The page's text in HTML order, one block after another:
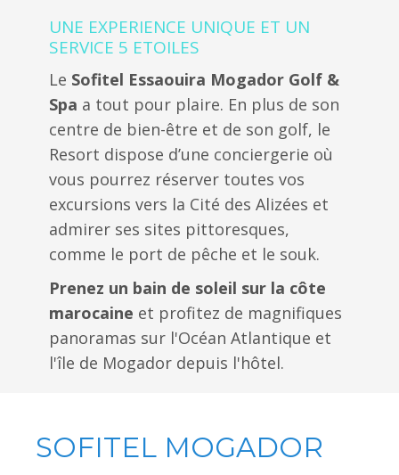
UNE EXPERIENCE UNIQUE ET UN
SERVICE 5 ETOILES
Le Sofitel Essaouira Mogador Golf &
Spa a tout pour plaire. En plus de son
centre de bien-être et de son golf, le
Resort dispose d’une conciergerie où
vous pourrez réserver toutes vos
excursions vers la Cité des Alizées et
admirer ses sites pittoresques,
comme le port de pêche et le souk.
Prenez un bain de soleil sur la côte
marocaine et profitez de magnifiques
panoramas sur l'Océan Atlantique et
l'île de Mogador depuis l'hôtel.
SOFITEL MOGADOR